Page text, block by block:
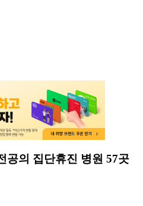
공의 집단휴진 병원 57곳